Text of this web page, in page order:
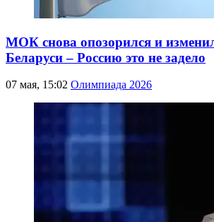
МОК снова опозорился и
Беларуси – Россию это не задело
07 мая, 15:02 Олимпиада 2026